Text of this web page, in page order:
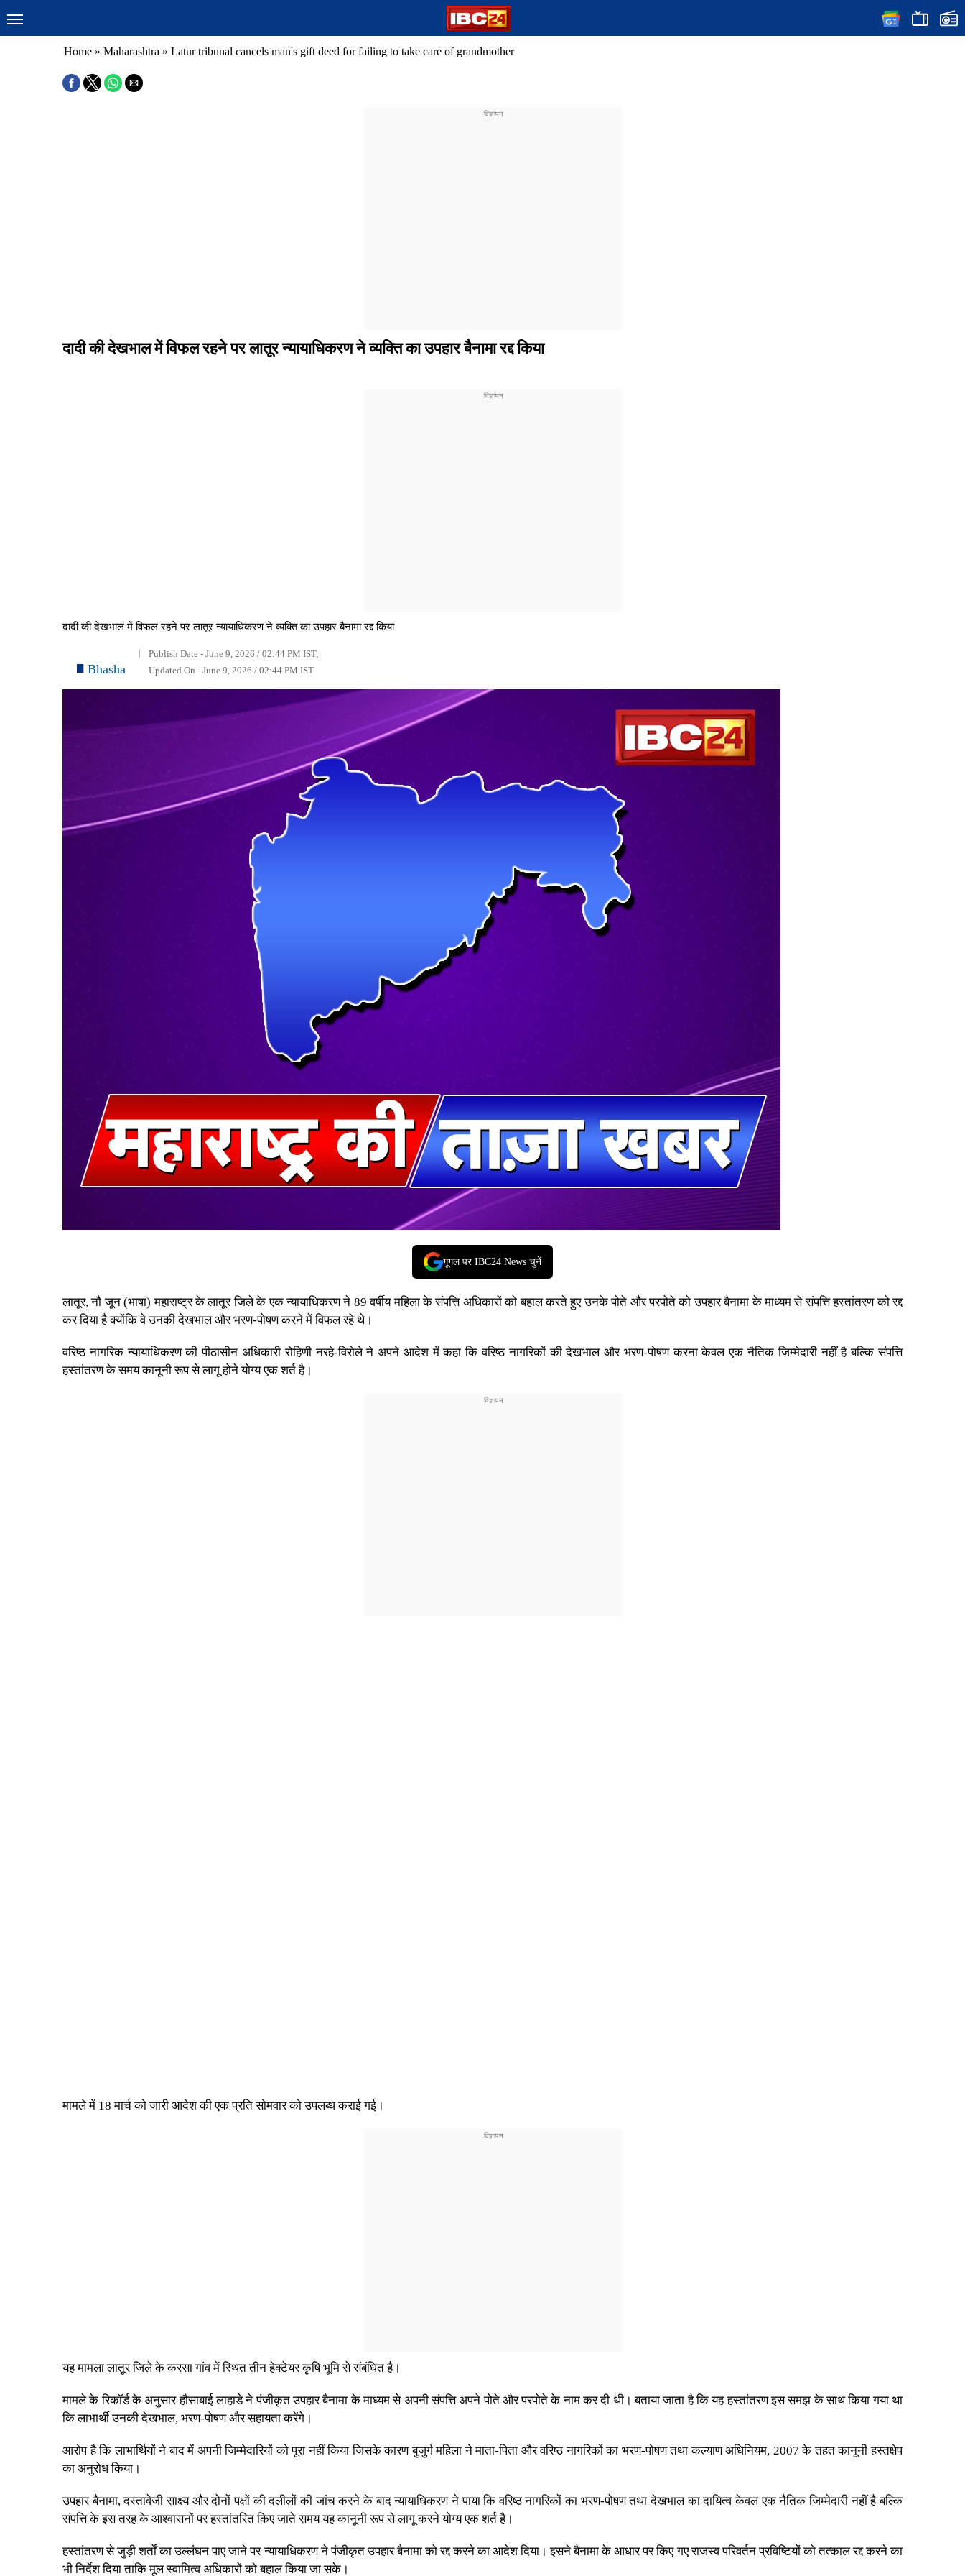
Home » Maharashtra » Latur tribunal cancels man's gift deed for failing to take care of grandmother
दादी की देखभाल में विफल रहने पर लातूर न्यायाधिकरण ने व्यक्ति का उपहार बैनामा रद्द किया
दादी की देखभाल में विफल रहने पर लातूर न्यायाधिकरण ने व्यक्ति का उपहार बैनामा रद्द किया
Bhasha
Publish Date - June 9, 2026 / 02:44 PM IST,
Updated On - June 9, 2026 / 02:44 PM IST
गूगल पर IBC24 News चुनें
लातूर, नौ जून (भाषा) महाराष्ट्र के लातूर जिले के एक न्यायाधिकरण ने 89 वर्षीय महिला के संपत्ति अधिकारों को बहाल करते हुए उनके पोते और परपोते को उपहार बैनामा के माध्यम से संपत्ति हस्तांतरण को रद्द
कर दिया है क्योंकि वे उनकी देखभाल और भरण-पोषण करने में विफल रहे थे।
वरिष्ठ नागरिक न्यायाधिकरण की पीठासीन अधिकारी रोहिणी नरहे-विरोले ने अपने आदेश में कहा कि वरिष्ठ नागरिकों की देखभाल और भरण-पोषण करना केवल एक नैतिक जिम्मेदारी नहीं है बल्कि संपत्ति
हस्तांतरण के समय कानूनी रूप से लागू होने योग्य एक शर्त है।
मामले में 18 मार्च को जारी आदेश की एक प्रति सोमवार को उपलब्ध कराई गई।
यह मामला लातूर जिले के करसा गांव में स्थित तीन हेक्टेयर कृषि भूमि से संबंधित है।
मामले के रिकॉर्ड के अनुसार हौसाबाई लाहाडे ने पंजीकृत उपहार बैनामा के माध्यम से अपनी संपत्ति अपने पोते और परपोते के नाम कर दी थी। बताया जाता है कि यह हस्तांतरण इस समझ के साथ किया गया था
कि लाभार्थी उनकी देखभाल, भरण-पोषण और सहायता करेंगे।
आरोप है कि लाभार्थियों ने बाद में अपनी जिम्मेदारियों को पूरा नहीं किया जिसके कारण बुजुर्ग महिला ने माता-पिता और वरिष्ठ नागरिकों का भरण-पोषण तथा कल्याण अधिनियम, 2007 के तहत कानूनी हस्तक्षेप
का अनुरोध किया।
उपहार बैनामा, दस्तावेजी साक्ष्य और दोनों पक्षों की दलीलों की जांच करने के बाद न्यायाधिकरण ने पाया कि वरिष्ठ नागरिकों का भरण-पोषण तथा देखभाल का दायित्व केवल एक नैतिक जिम्मेदारी नहीं है बल्कि
संपत्ति के इस तरह के आश्वासनों पर हस्तांतरित किए जाते समय यह कानूनी रूप से लागू करने योग्य एक शर्त है।
हस्तांतरण से जुड़ी शर्तों का उल्लंघन पाए जाने पर न्यायाधिकरण ने पंजीकृत उपहार बैनामा को रद्द करने का आदेश दिया। इसने बैनामा के आधार पर किए गए राजस्व परिवर्तन प्रविष्टियों को तत्काल रद्द करने का
भी निर्देश दिया ताकि मूल स्वामित्व अधिकारों को बहाल किया जा सके।